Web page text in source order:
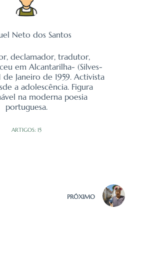
Neto dos Santos
declamador, tradutor,
em Alcantarilha- (Silves-
de Janeiro de 1959. Activista
a adolescência. Figura
na moderna poesia
portuguesa.
ARTIGOS: 15
PRÓXIMO